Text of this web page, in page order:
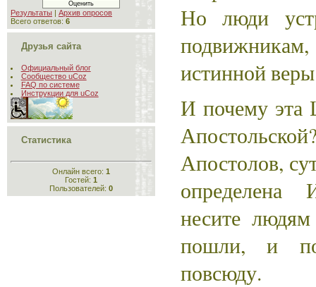
Результаты | Архив опросов
Всего ответов: 6
Друзья сайта
Официальный блог
Сообщество uCoz
FAQ по системе
Инструкции для uCoz
Статистика
Онлайн всего: 1
Гостей: 1
Пользователей: 0
Но люди
истинной
И почему эта
Апостолов,
несите
пошли, и
повсюду.